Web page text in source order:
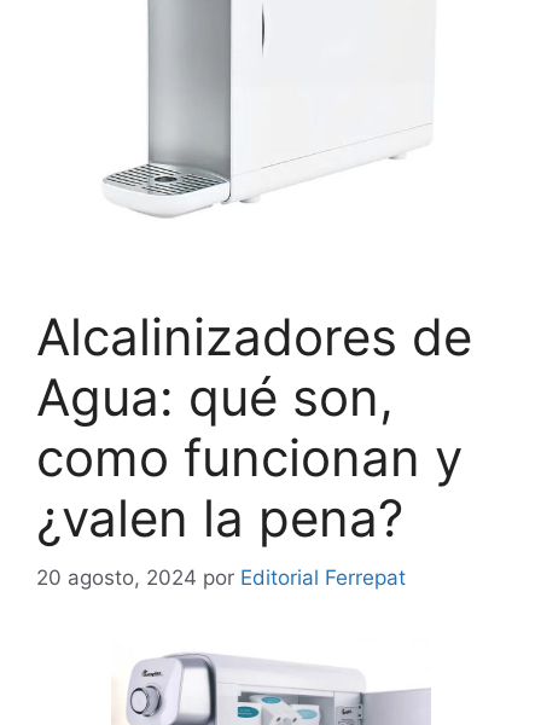
Alcalinizadores de
Agua: qué son,
como funcionan y
¿valen la pena?
20 agosto, 2024 por Editorial Ferrepat